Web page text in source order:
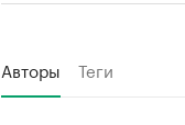
Авторы Теги